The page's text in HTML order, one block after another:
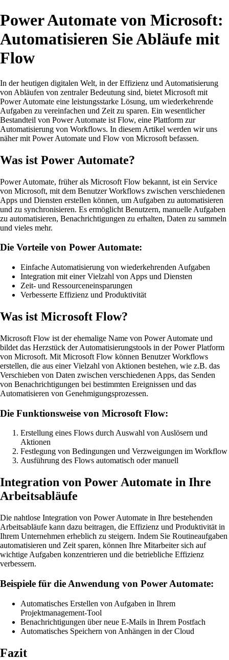
Power Automate von Microsoft:
Automatisieren Sie Abläufe mit
Flow
In der heutigen digitalen Welt, in der Effizienz und Automatisierung
von Abläufen von zentraler Bedeutung sind, bietet Microsoft mit
Power Automate eine leistungsstarke Lösung, um wiederkehrende
Aufgaben zu vereinfachen und Zeit zu sparen. Ein wesentlicher
Bestandteil von Power Automate ist Flow, eine Plattform zur
Automatisierung von Workflows. In diesem Artikel werden wir uns
näher mit Power Automate und Flow von Microsoft befassen.
Was ist Power Automate?
Power Automate, früher als Microsoft Flow bekannt, ist ein Service
von Microsoft, mit dem Benutzer Workflows zwischen verschiedenen
Apps und Diensten erstellen können, um Aufgaben zu automatisieren
und zu synchronisieren. Es ermöglicht Benutzern, manuelle Aufgaben
zu automatisieren, Benachrichtigungen zu erhalten, Daten zu sammeln
und vieles mehr.
Die Vorteile von Power Automate:
Einfache Automatisierung von wiederkehrenden Aufgaben
Integration mit einer Vielzahl von Apps und Diensten
Zeit- und Ressourceneinsparungen
Verbesserte Effizienz und Produktivität
Was ist Microsoft Flow?
Microsoft Flow ist der ehemalige Name von Power Automate und
bildet das Herzstück der Automatisierungstools in der Power Platform
von Microsoft. Mit Microsoft Flow können Benutzer Workflows
erstellen, die aus einer Vielzahl von Aktionen bestehen, wie z.B. das
Verschieben von Daten zwischen verschiedenen Apps, das Senden
von Benachrichtigungen bei bestimmten Ereignissen und das
Automatisieren von Genehmigungsprozessen.
Die Funktionsweise von Microsoft Flow:
Erstellung eines Flows durch Auswahl von Auslösern und
Aktionen
Festlegung von Bedingungen und Verzweigungen im Workflow
Ausführung des Flows automatisch oder manuell
Integration von Power Automate in Ihre
Arbeitsabläufe
Die nahtlose Integration von Power Automate in Ihre bestehenden
Arbeitsabläufe kann dazu beitragen, die Effizienz und Produktivität in
Ihrem Unternehmen erheblich zu steigern. Indem Sie Routineaufgaben
automatisieren und Zeit sparen, können Ihre Mitarbeiter sich auf
wichtige Aufgaben konzentrieren und die betriebliche Effizienz
verbessern.
Beispiele für die Anwendung von Power Automate:
Automatisches Erstellen von Aufgaben in Ihrem
Projektmanagement-Tool
Benachrichtigungen über neue E-Mails in Ihrem Postfach
Automatisches Speichern von Anhängen in der Cloud
Fazit